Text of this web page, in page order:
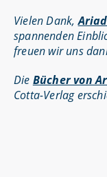
Vielen Dank,
spannenden
freuen wir uns
Die Bücher von
Cotta-Verlag